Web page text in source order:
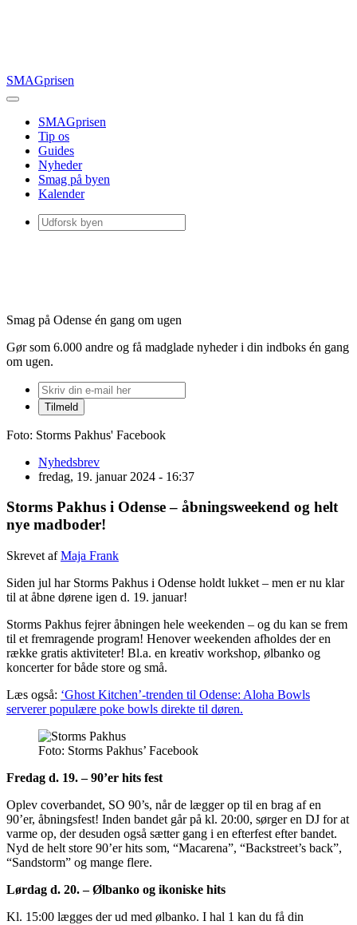
SMAGprisen
SMAGprisen
Tip os
Guides
Nyheder
Smag på byen
Kalender
Smag på Odense én gang om ugen
Gør som 6.000 andre og få madglade nyheder i din indboks én gang
om ugen.
Foto: Storms Pakhus' Facebook
Nyhedsbrev
fredag, 19. januar 2024 - 16:37
Storms Pakhus i Odense – åbningsweekend og helt
nye madboder!
Skrevet afMaja Frank
Siden jul har Storms Pakhus i Odense holdt lukket – men er nu klar
til at åbne dørene igen d. 19. januar!
Storms Pakhus fejrer åbningen hele weekenden – og du kan se frem
til et fremragende program! Henover weekenden afholdes der en
række gratis aktiviteter! Bl.a. en kreativ workshop, ølbanko og
koncerter for både store og små.
Læs også: ‘Ghost Kitchen’-trenden til Odense: Aloha Bowls
serverer populære poke bowls direkte til døren.
Foto: Storms Pakhus’ Facebook
Fredag d. 19. – 90’er hits fest
Oplev coverbandet, SO 90’s, når de lægger op til en brag af en
90’er, åbningsfest! Inden bandet går på kl. 20:00, sørger en DJ for at
varme op, der desuden også sætter gang i en efterfest efter bandet.
Nyd de helt store 90’er hits som, “Macarena”, “Backstreet’s back”,
“Sandstorm” og mange flere.
Lørdag d. 20. – Ølbanko og ikoniske hits
Kl. 15:00 lægges der ud med ølbanko. I hal 1 kan du få din